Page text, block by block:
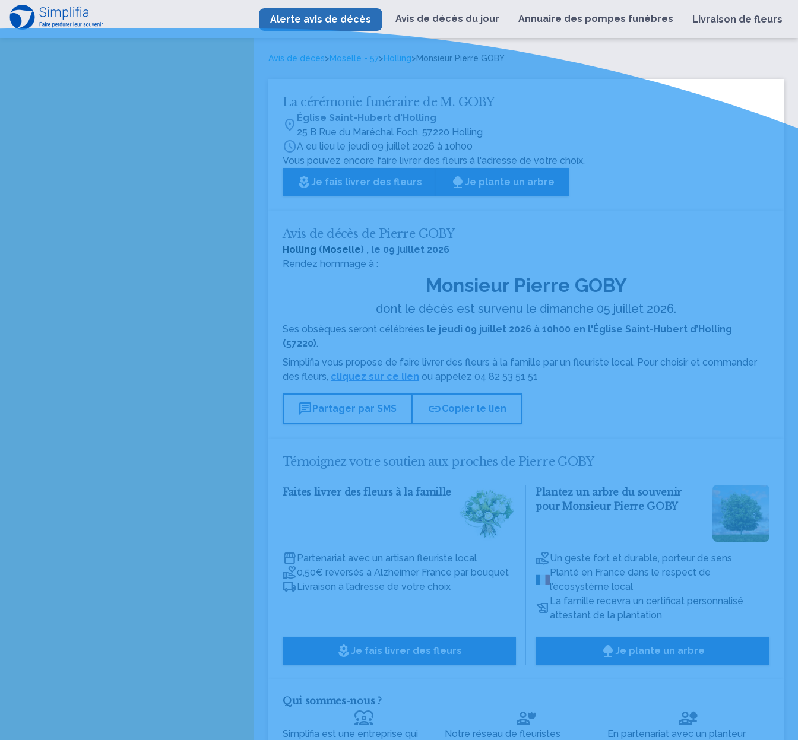
Alerte avis de décès Avis de décès du jour Annuaire des pompes funèbres Livraison de fleurs
Avis de décès>Moselle - 57>Holling>Monsieur Pierre GOBY
La cérémonie funéraire de M. GOBY
location_on Église Saint-Hubert d'Holling
25 B Rue du Maréchal Foch, 57220 Holling
scheduleA eu lieu le jeudi 09 juillet 2026 à 10h00
Vous pouvez encore faire livrer des fleurs à l'adresse de votre choix.
local_florist Je fais livrer des fleurs Je plante un arbre
Avis de décès de Pierre GOBY
Holling (Moselle) , le 09 juillet 2026
Rendez hommage à :
Monsieur Pierre GOBY
dont le décès est survenu le dimanche 05 juillet 2026.
Ses obsèques seront célébrées le jeudi 09 juillet 2026 à 10h00 en l'Église Saint-Hubert d’Holling
(57220).
Simplifia vous propose de faire livrer des fleurs à la famille par un fleuriste local. Pour choisir et commander
des fleurs, cliquez sur ce lien ou appelez 04 82 53 51 51
chatPartager par SMS linkCopier le lien
Témoignez votre soutien aux proches de Pierre GOBY
Faites livrer des fleurs à la famille
Partenariat avec un artisan fleuriste local
0,50€ reversés à Alzheimer France par bouquet
Livraison à l’adresse de votre choix
local_florist Je fais livrer des fleurs
Plantez un arbre du souvenir
pour Monsieur Pierre GOBY
Un geste fort et durable, porteur de sens
Planté en France dans le respect de
l’écosystème local
La famille recevra un certificat personnalisé
attestant de la plantation
Je plante un arbre
Qui sommes-nous ?
diversity_1
Simplifia est une entreprise qui
Notre réseau de fleuristes
En partenariat avec un planteur